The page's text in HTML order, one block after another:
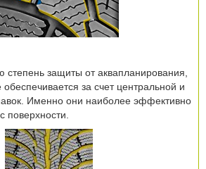
защиты от аквапланирования,
за счет центральной и
Именно они наиболее эффективно
поверхности.